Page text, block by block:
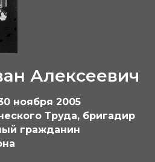
Алексеевич
ноября 2005
Труда, бригадир
гражданин